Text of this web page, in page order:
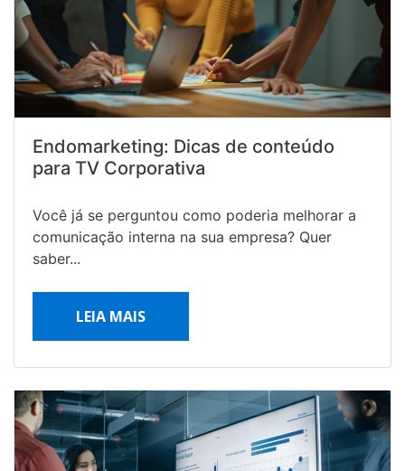
Endomarketing: Dicas de conteúdo
para TV Corporativa
Você já se perguntou como poderia melhorar a
comunicação interna na sua empresa? Quer
saber...
LEIA MAIS